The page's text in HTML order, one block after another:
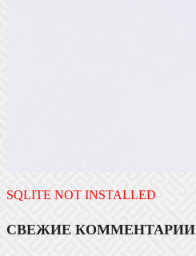
SQLITE NOT INSTALLED
СВЕЖИЕ КОММЕНТАРИИ